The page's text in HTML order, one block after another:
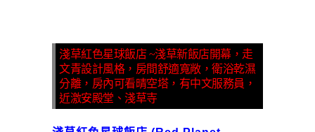
淺草紅色星球飯店 ~淺草新飯店開幕，走
文青設計風格，房間舒適寬敞，衛浴乾濕
分離，房內可看晴空塔，有中文服務員，
近激安殿堂、淺草寺